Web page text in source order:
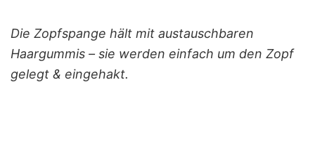
Die Zopfspange hält mit austauschbaren
Haargummis – sie werden einfach um den Zopf
gelegt & eingehakt.